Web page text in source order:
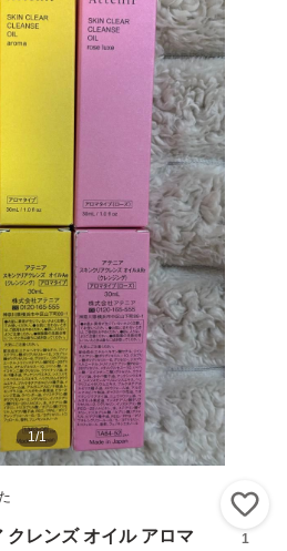
1/1
レンズ オイル アロマ
1